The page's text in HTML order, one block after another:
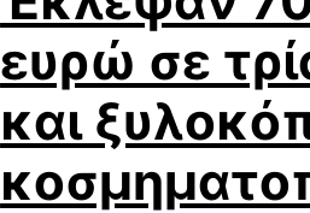
ευρώ σε
και